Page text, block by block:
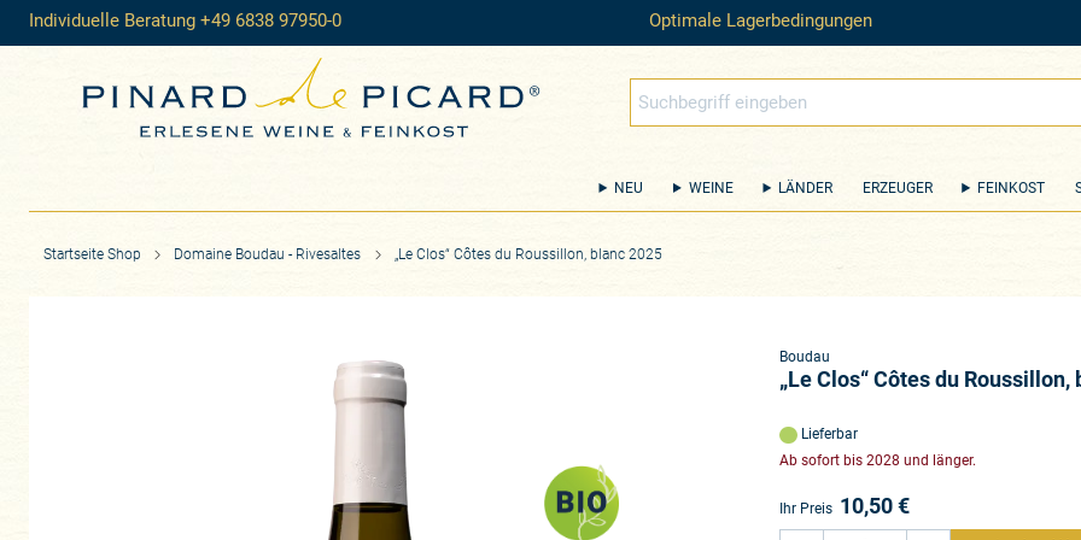
Individuelle Beratung +49 6838 97950-0 Optimale Lagerbedingungen
NEU WEINE LÄNDER ERZEUGER FEINKOST
Startseite Shop Domaine Boudau - Rivesaltes „Le Clos“ Côtes du Roussillon, blanc 2025
Boudau
„Le Clos“ Côtes du Roussillon,
Lieferbar
Ab sofort bis 2028 und länger.
Ihr Preis 10,50€